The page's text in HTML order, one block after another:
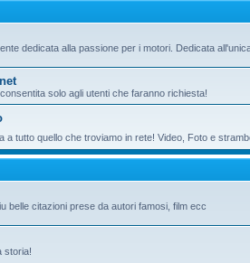
dedicata alla passione per i motori. Dedicata
solo agli utenti che faranno richiesta!
a tutto quello che troviamo in rete! Video, Foto e
belle citazioni prese da autori famosi, film ecc
storia!